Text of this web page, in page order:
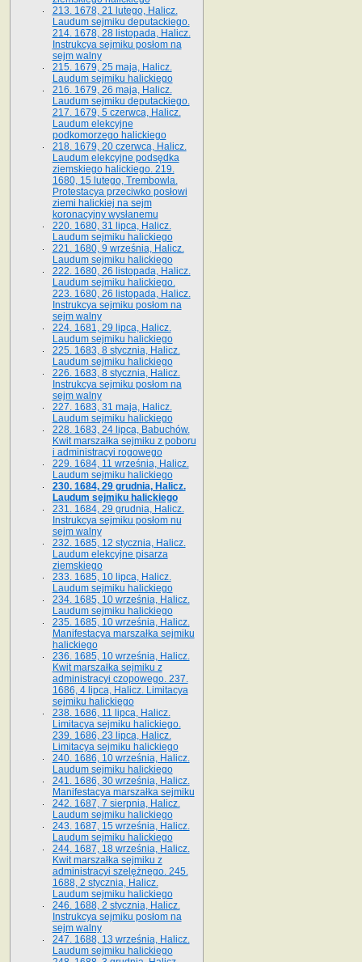
213. 1678, 21 lutego, Halicz.
Laudum sejmiku deputackiego.
214. 1678, 28 listopada, Halicz.
Instrukcya sejmiku posłom na
sejm walny
215. 1679, 25 maja, Halicz.
Laudum sejmiku halickiego
216. 1679, 26 maja, Halicz.
Laudum sejmiku deputackiego.
217. 1679, 5 czerwca, Halicz.
Laudum elekcyjne
podkomorzego halickiego
218. 1679, 20 czerwca, Halicz.
Laudum elekcyjne podsędka
ziemskiego halickiego. 219.
1680, 15 lutego, Trembowla.
Protestacya przeciwko posłowi
ziemi halickiej na sejm
koronacyjny wysłanemu
220. 1680, 31 lipca, Halicz.
Laudum sejmiku halickiego
221. 1680, 9 września, Halicz.
Laudum sejmiku halickiego
222. 1680, 26 listopada, Halicz.
Laudum sejmiku halickiego.
223. 1680, 26 listopada, Halicz.
Instrukcya sejmiku posłom na
sejm walny
224. 1681, 29 lipca, Halicz.
Laudum sejmiku halickiego
225. 1683, 8 stycznia, Halicz.
Laudum sejmiku halickiego
226. 1683, 8 stycznia, Halicz.
Instrukcya sejmiku posłom na
sejm walny
227. 1683, 31 maja, Halicz.
Laudum sejmiku halickiego
228. 1683, 24 lipca, Babuchów.
Kwit marszałka sejmiku z poboru
i administracyi rogowego
229. 1684, 11 września, Halicz.
Laudum sejmiku halickiego
230. 1684, 29 grudnia, Halicz.
Laudum sejmiku halickiego
231. 1684, 29 grudnia, Halicz.
Instrukcya sejmiku posłom nu
sejm walny
232. 1685, 12 stycznia, Halicz.
Laudum elekcyjne pisarza
ziemskiego
233. 1685, 10 lipca, Halicz.
Laudum sejmiku halickiego
234. 1685, 10 września, Halicz.
Laudum sejmiku halickiego
235. 1685, 10 września, Halicz.
Manifestacya marszałka sejmiku
halickiego
236. 1685, 10 września, Halicz.
Kwit marszałka sejmiku z
administracyi czopowego. 237.
1686, 4 lipca, Halicz. Limitacya
sejmiku halickiego
238. 1686, 11 lipca, Halicz.
Limitacya sejmiku halickiego.
239. 1686, 23 lipca, Halicz.
Limitacya sejmiku halickiego
240. 1686, 10 września, Halicz.
Laudum sejmiku halickiego
241. 1686, 30 września, Halicz.
Manifestacya marszałka sejmiku
242. 1687, 7 sierpnia, Halicz.
Laudum sejmiku halickiego
243. 1687, 15 września, Halicz.
Laudum sejmiku halickiego
244. 1687, 18 września, Halicz.
Kwit marszałka sejmiku z
administracyi szelężnego. 245.
1688, 2 stycznia, Halicz.
Laudum sejmiku halickiego
246. 1688, 2 stycznia, Halicz.
Instrukcya sejmiku posłom na
sejm walny
247. 1688, 13 września, Halicz.
Laudum sejmiku halickiego